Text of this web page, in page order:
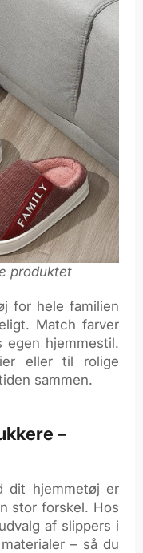
produktet
for hele familien
Match farver
egen hjemmestil.
eller til rolige
sammen.
–
dit hjemmetøj er
stor forskel. Hos
af slippers i
– så du